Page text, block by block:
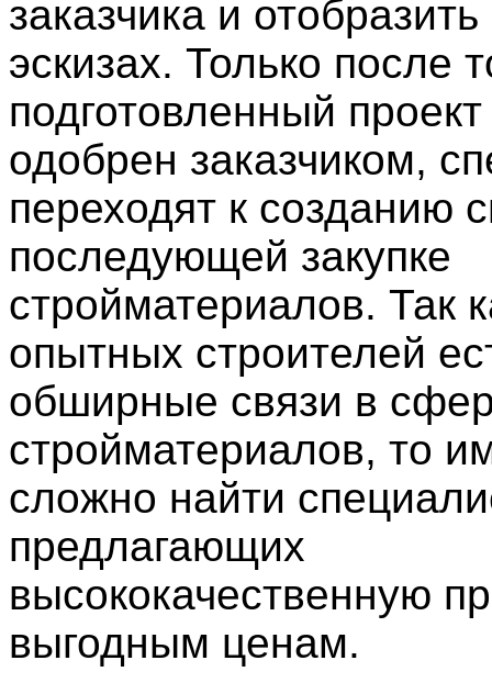
заказчика и
эскизах. Только после
подготовленный проект
одобрен заказчиком,
переходят к созданию
последующей закупке
стройматериалов. Так
опытных строителей
обширные связи в
стройматериалов, то
сложно найти
предлагающих
высококачественную
выгодным ценам.